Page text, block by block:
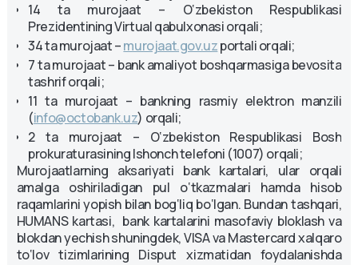
14 ta murojaat – O‘zbekiston Respublikasi
Prezidentining Virtual qabulxonasi orqali;
34 ta murojaat –murojaat.gov.uzportali orqali;
7 ta murojaat – bank amaliyot boshqarmasiga bevosita
tashrif orqali;
11 ta murojaat – bankning rasmiy elektron manzili
(info@octobank.uz) orqali;
2 ta murojaat – O‘zbekiston Respublikasi Bosh
prokuraturasining Ishonch telefoni (1007) orqali;
Murojaatlarning aksariyati bank kartalari, ular orqali
amalga oshiriladigan pul o‘tkazmalari hamda hisob
raqamlarini yopish bilan bog‘liq bo‘lgan. Bundan tashqari,
HUMANS kartasi, bank kartalarini masofaviy bloklash va
blokdan yechish shuningdek, VISA va Mastercard xalqaro
to‘lov tizimlarining Disput xizmatidan foydalanishda